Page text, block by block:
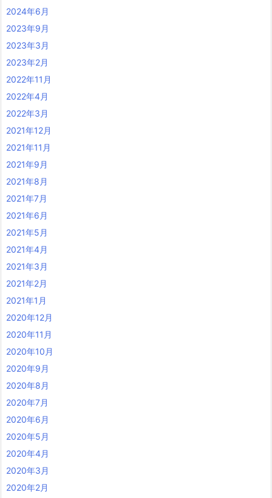
2024年6月
2023年9月
2023年3月
2023年2月
2022年11月
2022年4月
2022年3月
2021年12月
2021年11月
2021年9月
2021年8月
2021年7月
2021年6月
2021年5月
2021年4月
2021年3月
2021年2月
2021年1月
2020年12月
2020年11月
2020年10月
2020年9月
2020年8月
2020年7月
2020年6月
2020年5月
2020年4月
2020年3月
2020年2月